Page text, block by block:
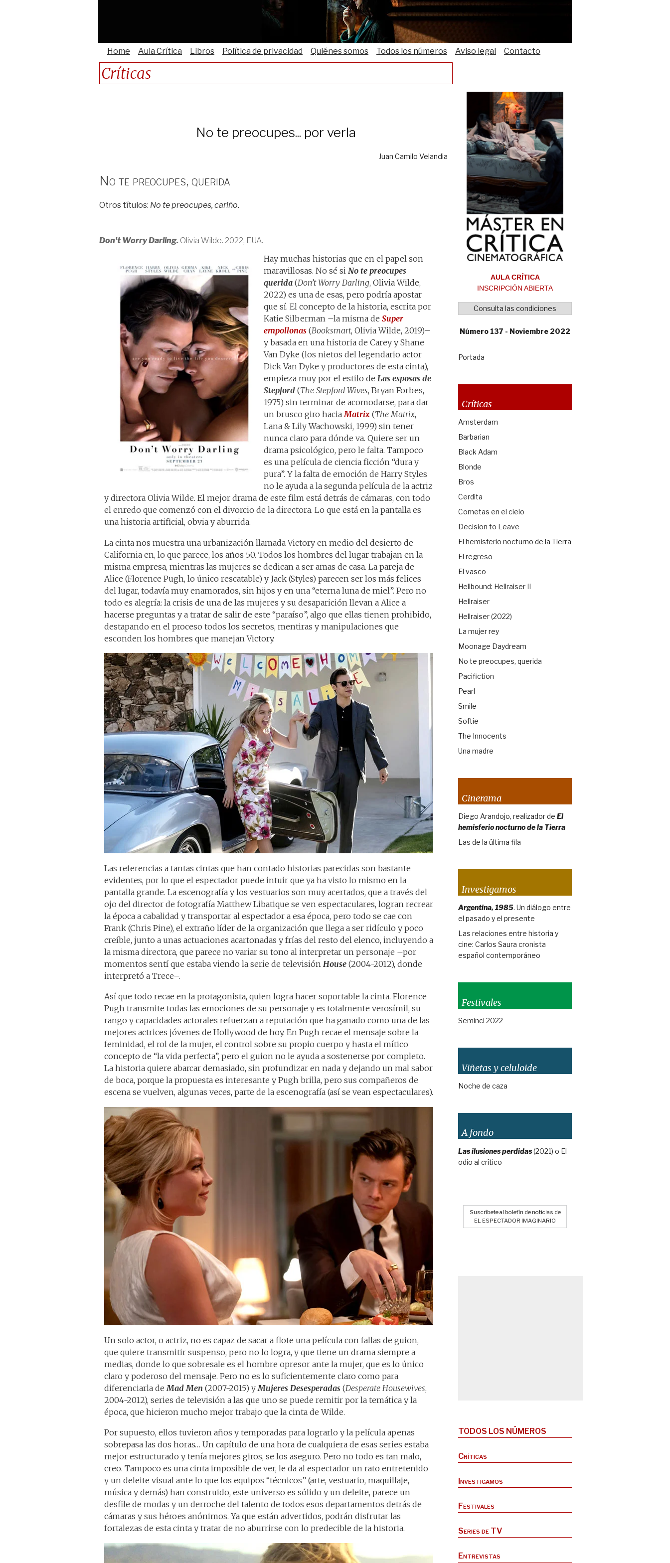
Home Aula Crítica Libros Política de privacidad Quiénes somos Todos los números Aviso legal Contacto
Críticas
No te preocupes... por verla
Juan Camilo Velandia
No te preocupes, querida
Otros títulos: No te preocupes, cariño.
Don't Worry Darling. Olivia Wilde. 2022, EUA.
Hay muchas historias que en el papel son
maravillosas. No sé si No te preocupes
querida (Don’t Worry Darling, Olivia Wilde,
2022) es una de esas, pero podría apostar
que sí. El concepto de la historia, escrita por
Katie Silberman –la misma de Super
empollonas (Booksmart, Olivia Wilde, 2019)–
y basada en una historia de Carey y Shane
Van Dyke (los nietos del legendario actor
Dick Van Dyke y productores de esta cinta),
empieza muy por el estilo de Las esposas de
Stepford (The Stepford Wives, Bryan Forbes,
1975) sin terminar de acomodarse, para dar
un brusco giro hacia Matrix (The Matrix,
Lana & Lily Wachowski, 1999) sin tener
nunca claro para dónde va. Quiere ser un
drama psicológico, pero le falta. Tampoco
es una película de ciencia ficción “dura y
pura”. Y la falta de emoción de Harry Styles
no le ayuda a la segunda película de la actriz
y directora Olivia Wilde. El mejor drama de este film está detrás de cámaras, con todo
el enredo que comenzó con el divorcio de la directora. Lo que está en la pantalla es
una historia artificial, obvia y aburrida.
La cinta nos muestra una urbanización llamada Victory en medio del desierto de
California en, lo que parece, los años 50. Todos los hombres del lugar trabajan en la
misma empresa, mientras las mujeres se dedican a ser amas de casa. La pareja de
Alice (Florence Pugh, lo único rescatable) y Jack (Styles) parecen ser los más felices
del lugar, todavía muy enamorados, sin hijos y en una “eterna luna de miel”. Pero no
todo es alegría: la crisis de una de las mujeres y su desaparición llevan a Alice a
hacerse preguntas y a tratar de salir de este “paraíso”, algo que ellas tienen prohibido,
destapando en el proceso todos los secretos, mentiras y manipulaciones que
esconden los hombres que manejan Victory.
Las referencias a tantas cintas que han contado historias parecidas son bastante
evidentes, por lo que el espectador puede intuir que ya ha visto lo mismo en la
pantalla grande. La escenografía y los vestuarios son muy acertados, que a través del
ojo del director de fotografía Matthew Libatique se ven espectaculares, logran recrear
la época a cabalidad y transportar al espectador a esa época, pero todo se cae con
Frank (Chris Pine), el extraño líder de la organización que llega a ser ridículo y poco
creíble, junto a unas actuaciones acartonadas y frías del resto del elenco, incluyendo a
la misma directora, que parece no variar su tono al interpretar un personaje –por
momentos sentí que estaba viendo la serie de televisión House (2004-2012), donde
interpretó a Trece–.
Así que todo recae en la protagonista, quien logra hacer soportable la cinta. Florence
Pugh transmite todas las emociones de su personaje y es totalmente verosímil, su
rango y capacidades actorales refuerzan a reputación que ha ganado como una de las
mejores actrices jóvenes de Hollywood de hoy. En Pugh recae el mensaje sobre la
feminidad, el rol de la mujer, el control sobre su propio cuerpo y hasta el mítico
concepto de “la vida perfecta”, pero el guion no le ayuda a sostenerse por completo.
La historia quiere abarcar demasiado, sin profundizar en nada y dejando un mal sabor
de boca, porque la propuesta es interesante y Pugh brilla, pero sus compañeros de
escena se vuelven, algunas veces, parte de la escenografía (así se vean espectaculares).
Un solo actor, o actriz, no es capaz de sacar a flote una película con fallas de guion,
que quiere transmitir suspenso, pero no lo logra, y que tiene un drama siempre a
medias, donde lo que sobresale es el hombre opresor ante la mujer, que es lo único
claro y poderoso del mensaje. Pero no es lo suficientemente claro como para
diferenciarla de Mad Men (2007-2015) y Mujeres Desesperadas (Desperate Housewives,
2004-2012), series de televisión a las que uno se puede remitir por la temática y la
época, que hicieron mucho mejor trabajo que la cinta de Wilde.
Por supuesto, ellos tuvieron años y temporadas para lograrlo y la película apenas
sobrepasa las dos horas… Un capítulo de una hora de cualquiera de esas series estaba
mejor estructurado y tenía mejores giros, se los aseguro. Pero no todo es tan malo,
creo. Tampoco es una cinta imposible de ver, le da al espectador un rato entretenido
y un deleite visual ante lo que los equipos “técnicos” (arte, vestuario, maquillaje,
música y demás) han construido, este universo es sólido y un deleite, parece un
desfile de modas y un derroche del talento de todos esos departamentos detrás de
cámaras y sus héroes anónimos. Ya que están advertidos, podrán disfrutar las
fortalezas de esta cinta y tratar de no aburrirse con lo predecible de la historia.
AULA CRÍTICA
INSCRIPCIÓN ABIERTA
Consulta las condiciones
Número 137 - Noviembre 2022
Portada
Críticas
Amsterdam
Barbarian
Black Adam
Blonde
Bros
Cerdita
Cometas en el cielo
Decision to Leave
El hemisferio nocturno de la Tierra
El regreso
El vasco
Hellbound: Hellraiser II
Hellraiser
Hellraiser (2022)
La mujer rey
Moonage Daydream
No te preocupes, querida
Pacifiction
Pearl
Smile
Softie
The Innocents
Una madre
Cinerama
Diego Arandojo, realizador de El
hemisferio nocturno de la Tierra
Las de la última fila
Investigamos
Argentina, 1985. Un diálogo entre
el pasado y el presente
Las relaciones entre historia y
cine: Carlos Saura cronista
español contemporáneo
Festivales
Seminci 2022
Viñetas y celuloide
Noche de caza
A fondo
Las ilusiones perdidas(2021) o El
odio al crítico
Suscríbete al boletín de noticias de
EL ESPECTADOR IMAGINARIO
TODOS LOS NÚMEROS
Críticas
Investigamos
Festivales
Series de TV
Entrevistas